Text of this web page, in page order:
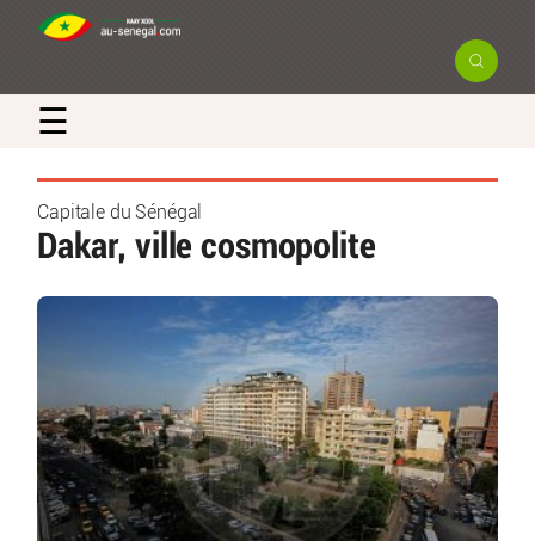
☰
Capitale du Sénégal
Dakar, ville cosmopolite